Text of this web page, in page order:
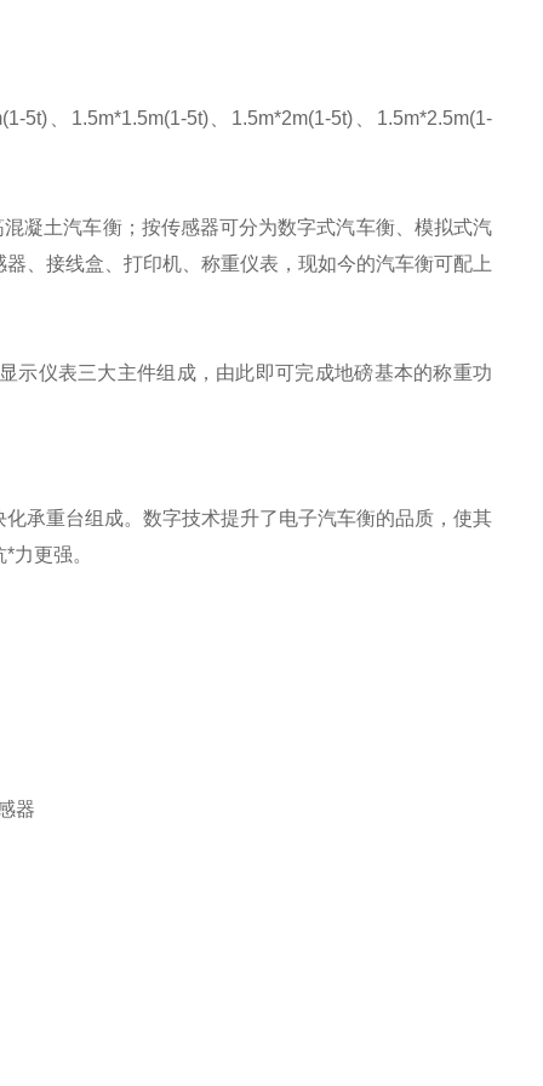
5t)、1.5m*1.5m(1-5t)、1.5m*2m(1-5t)、1.5m*2.5m(1-
凝土汽车衡；按传感器可分为数字式汽车衡、模拟式汽
、接线盒、打印机、称重仪表，现如今的汽车衡可配上
示仪表三大主件组成，由此即可完成地磅基本的称重功
承重台组成。数字技术提升了电子汽车衡的品质，使其
力更强。
器